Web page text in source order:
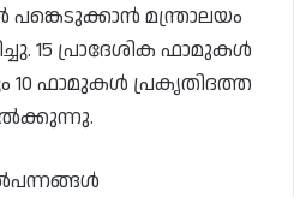
മന്ത്രാലയം
15 പ്രാദേശിക ഫാമുകൾ
10 ഫാമുകൾ പ്രകൃതിദത്ത